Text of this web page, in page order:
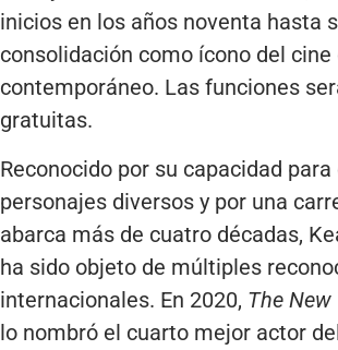
inicios en los años noventa hasta
consolidación como ícono del cine
contemporáneo. Las funciones
gratuitas.
Reconocido por su capacidad
personajes diversos y por una
abarca más de cuatro décadas,
ha sido objeto de múltiples
internacionales. En 2020, The
lo nombró el cuarto mejor actor